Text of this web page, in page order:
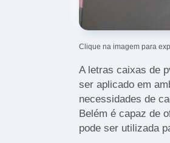
Clique na imagem para
A letras caixas de
ser aplicado em
necessidades de
Belém é capaz de
pode ser utilizada